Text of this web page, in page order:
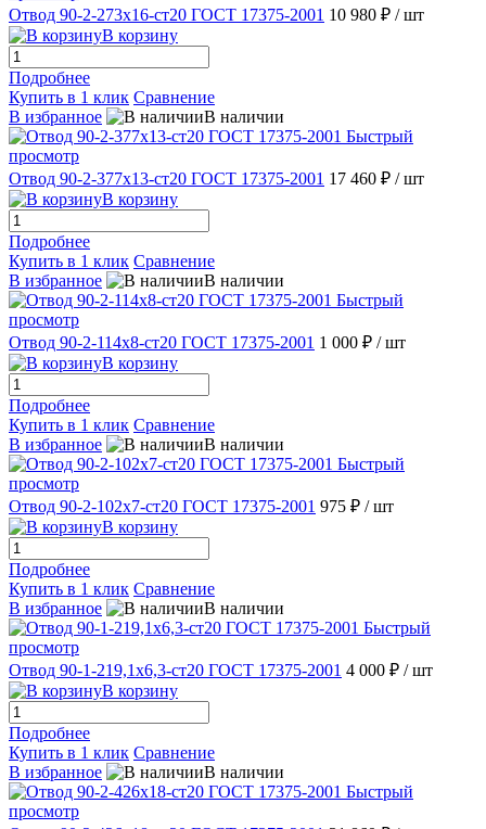
Отвод 90-2-273х16-ст20 ГОСТ 17375-2001 10 980 ₽ / шт
В корзину
Подробнее
Купить в 1 клик Сравнение
В избранное
В наличии
Быстрый
просмотр
Отвод 90-2-377х13-ст20 ГОСТ 17375-2001 17 460 ₽ / шт
В корзину
Подробнее
Купить в 1 клик Сравнение
В избранное
В наличии
Быстрый
просмотр
Отвод 90-2-114х8-ст20 ГОСТ 17375-2001 1 000 ₽ / шт
В корзину
Подробнее
Купить в 1 клик Сравнение
В избранное
В наличии
Быстрый
просмотр
Отвод 90-2-102х7-ст20 ГОСТ 17375-2001 975 ₽ / шт
В корзину
Подробнее
Купить в 1 клик Сравнение
В избранное
В наличии
Быстрый
просмотр
Отвод 90-1-219,1х6,3-ст20 ГОСТ 17375-2001 4 000 ₽ / шт
В корзину
Подробнее
Купить в 1 клик Сравнение
В избранное
В наличии
Быстрый
просмотр